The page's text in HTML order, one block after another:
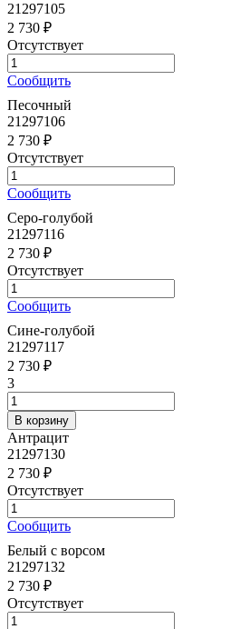
21297105
2 730 ₽
Отсутствует
Сообщить
Песочный
21297106
2 730 ₽
Отсутствует
Сообщить
Серо-голубой
21297116
2 730 ₽
Отсутствует
Сообщить
Сине-голубой
21297117
2 730 ₽
3
Антрацит
21297130
2 730 ₽
Отсутствует
Сообщить
Белый с ворсом
21297132
2 730 ₽
Отсутствует